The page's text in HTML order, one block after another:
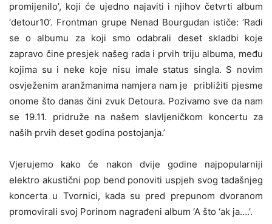
promijenilo’, koji će ujedno najaviti i njihov četvrti album
‘detour10’. Frontman grupe Nenad Bourgudan ističe: ‘Radi
se o albumu za koji smo odabrali deset skladbi koje
zapravo čine presjek našeg rada i prvih triju albuma, među
kojima su i neke koje nisu imale status singla. S novim
osvježenim aranžmanima namjera nam je približiti pjesme
onome što danas čini zvuk Detoura. Pozivamo sve da nam
se 19.11. pridruže na našem slavljeničkom koncertu za
naših prvih deset godina postojanja.’
Vjerujemo kako će nakon dvije godine najpopularniji
elektro akustični pop bend ponoviti uspjeh svog tadašnjeg
koncerta u Tvornici, kada su pred prepunom dvoranom
promovirali svoj Porinom nagrađeni album ‘A što ‘ak ja….’.